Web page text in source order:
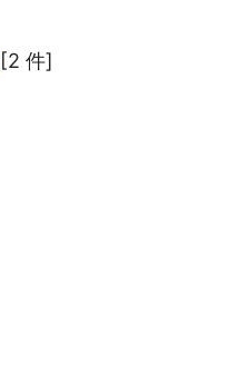
[2 件]